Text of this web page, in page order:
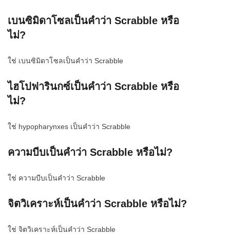
เบนซิมิดาโซลเป็นคำว่า Scrabble หรือ
ไม่?
ใช่ เบนซิมิดาโซลเป็นคำว่า Scrabble
ไฮโปฟารินกซ์เป็นคำว่า Scrabble หรือ
ไม่?
ใช่ hypopharynxes เป็นคำว่า Scrabble
ความบีบเป็นคำว่า Scrabble หรือไม่?
ใช่ ความบีบเป็นคำว่า Scrabble
จิตวิเคราะห์เป็นคำว่า Scrabble หรือไม่?
ใช่ จิตวิเคราะห์เป็นคำว่า Scrabble